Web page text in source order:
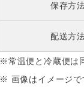
保存方
配送方
※常温便と冷蔵便は
※ 画像はイメージで